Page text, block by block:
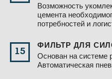
Возможность
цемента
потребностей и
15
ФИЛЬТР ДЛЯ
Основан на системе
Автоматическая